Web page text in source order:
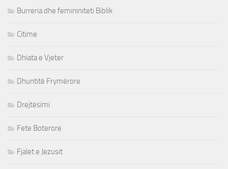
Burreria dhe femininiteti Biblik
Citime
Dhiata e Vjeter
Dhuntitë Frymërore
Drejtësimi
Fete Boterore
Fjalet e Jezusit